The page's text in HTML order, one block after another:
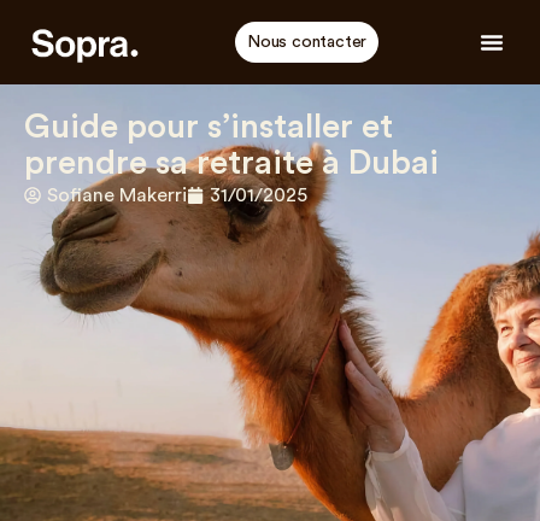
Nous contacter
Guide pour s’installer et
prendre sa retraite à Dubai
Sofiane Makerri 31/01/2025